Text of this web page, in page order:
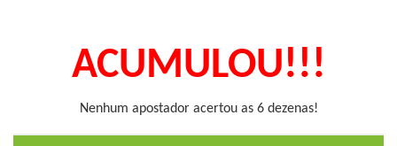
ACUMULOU!!!
Nenhum apostador acertou as 6 dezenas!